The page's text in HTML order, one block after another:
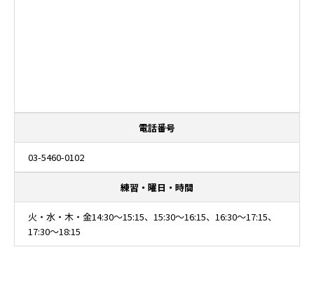
電話番号
03-5460-0102
練習・曜日・時間
火・水・木・金14:30～15:15、15:30～16:15、16:30～17:15、
17:30～18:15